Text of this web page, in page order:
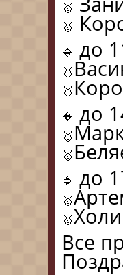
до
до
до
Все